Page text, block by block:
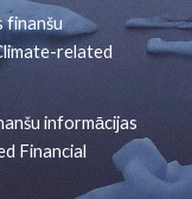
finanšu
related
informācijas
Financial